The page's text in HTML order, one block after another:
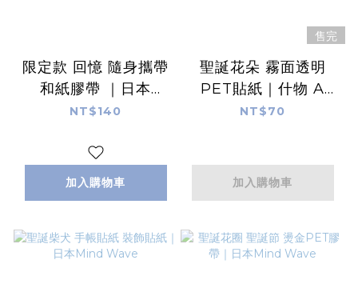
限定款 回憶 隨身攜帶
和紙膠帶 ｜日本
KITTA
NT$140
加入購物車
售完
聖誕花朵 霧面透明
PET貼紙｜什物 A
KIND OF CAFE
NT$70
加入購物車